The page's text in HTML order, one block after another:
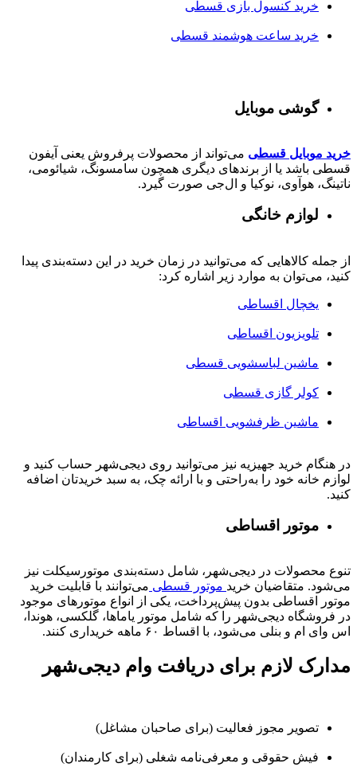
خرید کنسول بازی قسطی
خرید ساعت هوشمند قسطی
گوشی موبایل
خرید موبایل قسطی می‌تواند از محصولات پرفروش یعنی آیفون
قسطی باشد یا از برندهای دیگری همچون سامسونگ، شیائومی،
ناتینگ، هوآوی، نوکیا و ال‌جی صورت گیرد.
لوازم خانگی
از جمله کالاهایی که می‌توانید در زمان خرید در این دسته‌بندی پیدا
کنید، می‌توان به موارد زیر اشاره کرد:
یخچال اقساطی
تلویزیون اقساطی
ماشین لباسشویی قسطی
کولر گازی قسطی
ماشین ظرفشویی اقساطی
در هنگام خرید جهیزیه نیز می‌توانید روی دیجی‌شهر حساب کنید و
لوازم خانه خود را به‌راحتی و با ارائه چک، به سبد خریدتان اضافه
کنید.
موتور اقساطی
تنوع محصولات در دیجی‌شهر، شامل دسته‌بندی موتورسیکلت نیز
می‌شود. متقاضیان خرید موتور قسطی می‌توانند با قابلیت خرید
موتور اقساطی بدون پیش‌پرداخت، یکی از انواع موتورهای موجود
در فروشگاه دیجی‌شهر را که شامل موتور یاماها، گلکسی، هوندا،
اس وای ام و بنلی می‌شود، با اقساط ۶۰ ماهه خریداری کنند.
مدارک لازم برای دریافت وام دیجی‌شهر
تصویر مجوز فعالیت (برای صاحبان مشاغل)
فیش حقوقی و معرفی‌نامه شغلی (برای کارمندان)